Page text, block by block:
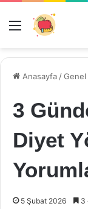
Menü
Anasayfa /Genel
3
Diyet
5 Şubat 2026 3